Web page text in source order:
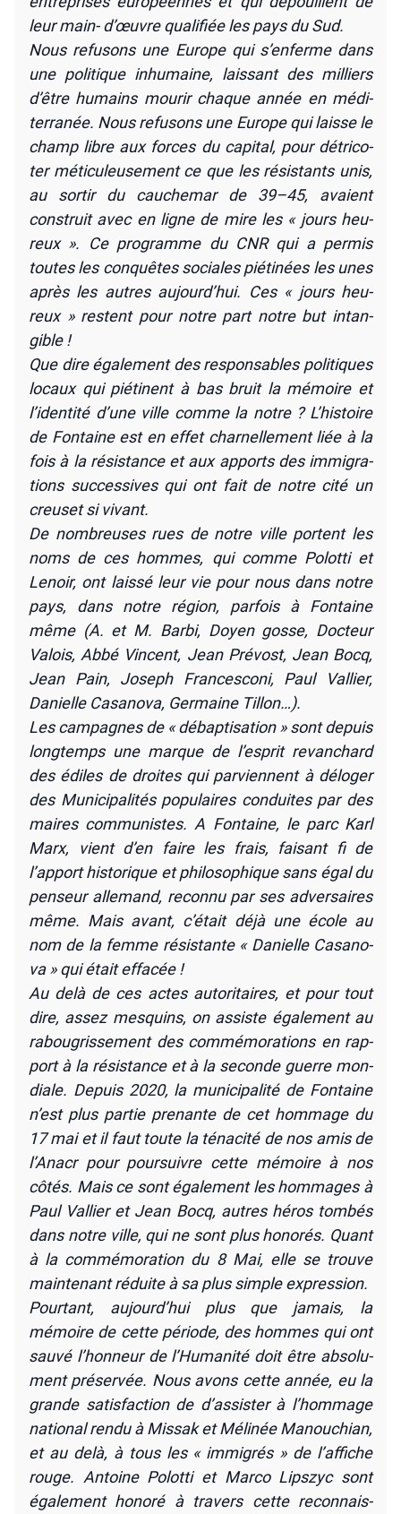
leur main- d’œuvre qua­li­fiée les pays du Sud.
Nous refu­sons une Europe qui s’enferme dans
une poli­tique inhu­maine, lais­sant des mil­liers
d’être humains mou­rir chaque année en médi­
ter­ra­née. Nous refu­sons une Europe qui laisse le
champ libre aux forces du capi­tal, pour détri­co­
ter méti­cu­leu­se­ment ce que les résis­tants unis,
au sor­tir du cau­che­mar de 39–45, avaient
construit avec en ligne de mire les « jours heu­
reux ». Ce pro­gramme du CNR qui a per­mis
toutes les conquêtes sociales pié­ti­nées les unes
après les autres aujourd’hui. Ces « jours heu­
reux » res­tent pour notre part notre but intan­
gible !
Que dire éga­le­ment des res­pon­sables poli­tiques
locaux qui pié­tinent à bas bruit la mémoire et
l’identité d’une ville comme la notre ? L’histoire
de Fon­taine est en effet char­nel­le­ment liée à la
fois à la résis­tance et aux apports des immi­gra­
tions suc­ces­sives qui ont fait de notre cité un
creu­set si vivant.
De nom­breuses rues de notre ville portent les
noms de ces hommes, qui comme Polot­ti et
Lenoir, ont lais­sé leur vie pour nous dans notre
pays, dans notre région, par­fois à Fon­taine
même (A. et M. Bar­bi, Doyen gosse, Doc­teur
Valois, Abbé Vincent, Jean Pré­vost, Jean Bocq,
Jean Pain, Joseph Fran­ces­co­ni, Paul Val­lier,
Danielle Casa­no­va, Ger­maine Tillon…).
Les cam­pagnes de « débap­ti­sa­tion » sont depuis
long­temps une marque de l’esprit revan­chard
des édiles de droites qui par­viennent à délo­ger
des Muni­ci­pa­li­tés popu­laires conduites par des
maires com­mu­nistes. A Fon­taine, le parc Karl
Marx, vient d’en faire les frais, fai­sant fi de
l’apport his­to­rique et phi­lo­so­phique sans égal du
pen­seur alle­mand, recon­nu par ses adver­saires
même. Mais avant, c’était déjà une école au
nom de la femme résis­tante « Danielle Casa­no­
va » qui était effa­cée !
Au delà de ces actes auto­ri­taires, et pour tout
dire, assez mes­quins, on assiste éga­le­ment au
rabou­gris­se­ment des com­mé­mo­ra­tions en rap­
port à la résis­tance et à la seconde guerre mon­
diale. Depuis 2020, la muni­ci­pa­li­té de Fon­taine
n’est plus par­tie pre­nante de cet hom­mage du
17 mai et il faut toute la téna­ci­té de nos amis de
l’Anacr pour pour­suivre cette mémoire à nos
côtés. Mais ce sont éga­le­ment les hom­mages à
Paul Val­lier et Jean Bocq, autres héros tom­bés
dans notre ville, qui ne sont plus hono­rés. Quant
à la com­mé­mo­ra­tion du 8 Mai, elle se trouve
main­te­nant réduite à sa plus simple expres­sion.
Pour­tant, aujourd’hui plus que jamais, la
mémoire de cette période, des hommes qui ont
sau­vé l’honneur de l’Humanité doit être abso­lu­
ment pré­ser­vée. Nous avons cette année, eu la
grande satis­fac­tion de d’assister à l’hommage
natio­nal ren­du à Mis­sak et Méli­née Manou­chian,
et au delà, à tous les « immi­grés » de l’affiche
rouge. Antoine Polot­ti et Mar­co Lips­zyc sont
éga­le­ment hono­ré à tra­vers cette recon­nais­